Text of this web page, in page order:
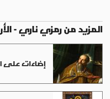
المزيد من رمزي ناري -
إضاءات على